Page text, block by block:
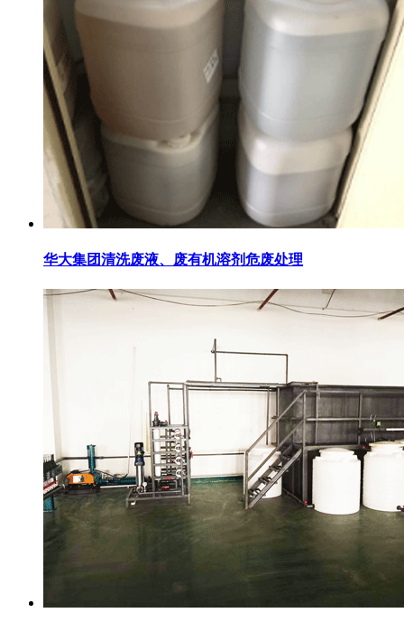
华大集团清洗废液、废有机溶剂危废处理